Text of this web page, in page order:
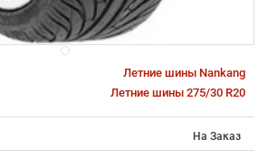
Летние шины Nankang
Летние шины 275/30 R20
На Заказ